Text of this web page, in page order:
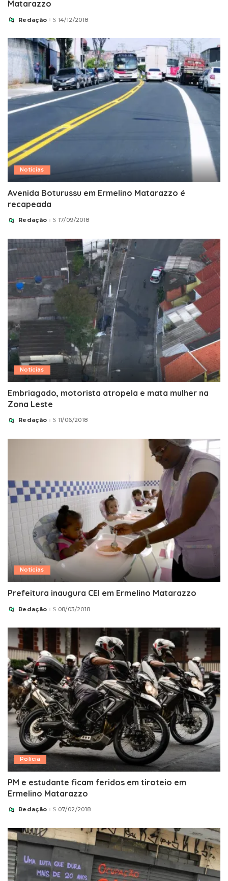
Matarazzo
Posted
Redação 14/12/2018
Notícias
Avenida Boturussu em Ermelino Matarazzo é
recapeada
Posted
Redação 17/09/2018
Notícias
Embriagado, motorista atropela e mata mulher na
Zona Leste
Posted
Redação 11/06/2018
Notícias
Prefeitura inaugura CEI em Ermelino Matarazzo
Posted
Redação 08/03/2018
Polícia
PM e estudante ficam feridos em tiroteio em
Ermelino Matarazzo
Posted
Redação 07/02/2018